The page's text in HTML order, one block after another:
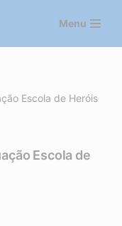
Menu
Escola de Heróis
Escola de